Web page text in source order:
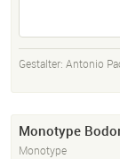
Gestalter: Antonio
Monotype
Monotype